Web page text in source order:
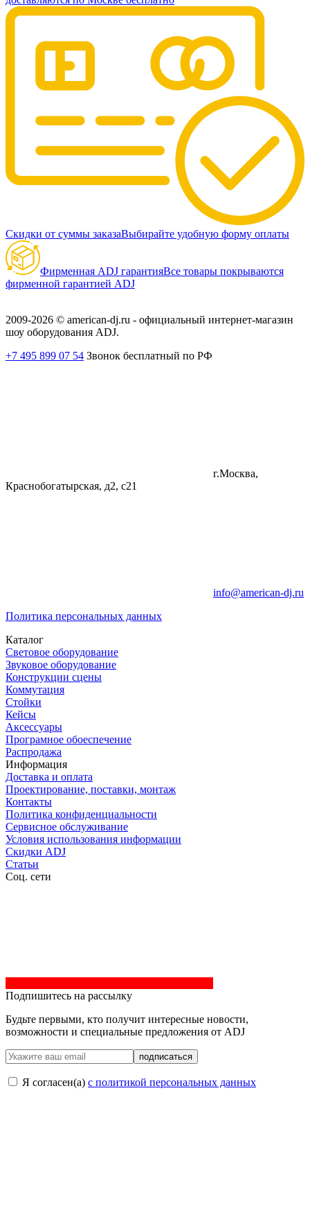
Скидки от суммы заказаВыбирайте удобную форму оплаты
Фирменная ADJ гарантияВсе товары покрываются
фирменной гарантией ADJ
2009-2026 © american-dj.ru - официальный интернет-магазин
шоу оборудования ADJ.
+7 495 899 07 54 Звонок бесплатный по РФ
г.Москва,
Краснобогатырская, д2, с21
info@american-dj.ru
Политика персональных данных
Каталог
Световое оборудование
Звуковое оборудование
Конструкции сцены
Коммутация
Стойки
Кейсы
Аксессуары
Програмное обоеспечение
Распродажа
Информация
Доставка и оплата
Проектирование, поставки, монтаж
Контакты
Политика конфиденциальности
Сервисное обслуживание
Условия использования информации
Скидки ADJ
Статьи
Соц. сети
Подпишитесь на рассылку
Будьте первыми, кто получит интересные новости,
возможности и специальные предложения от ADJ
подписаться
Я согласен(a) с политикой персональных данных